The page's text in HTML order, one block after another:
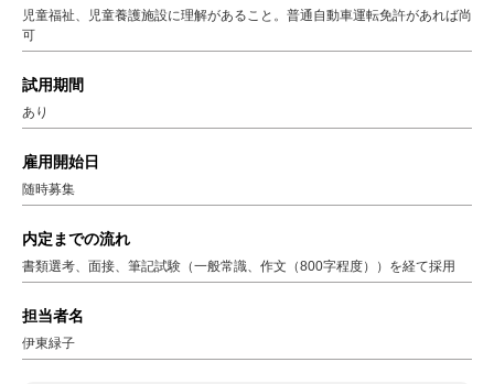
児童福祉、児童養護施設に理解があること。普通自動車運転免許があれば尚
可
試用期間
あり
雇用開始日
随時募集
内定までの流れ
書類選考、面接、筆記試験（一般常識、作文（800字程度））を経て採用
担当者名
伊東緑子